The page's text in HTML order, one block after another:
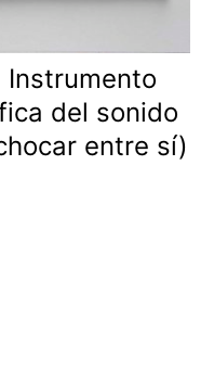
Instrumento
del sonido
entre sí)